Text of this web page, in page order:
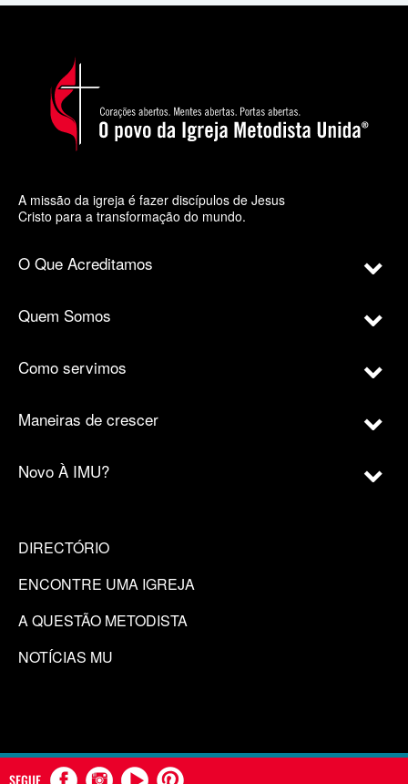
A missão da igreja é fazer discípulos de Jesus
Cristo para a transformação do mundo.
O Que Acreditamos
Quem Somos
Como servimos
Maneiras de crescer
Novo À IMU?
DIRECTÓRIO
ENCONTRE UMA IGREJA
A QUESTÃO METODISTA
NOTÍCIAS MU
SEGUE